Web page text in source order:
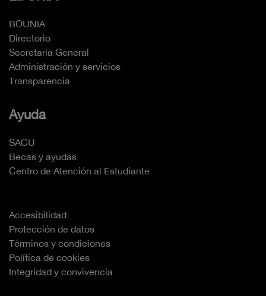
BOUNIA
Directorio
Secretaría General
Administración y servicios
Transparencia
Ayuda
SACU
Becas y ayudas
Centro de Atención al Estudiante
Accesibilidad
Protección de datos
Términos y condiciones
Política de cookies
Integridad y convivencia